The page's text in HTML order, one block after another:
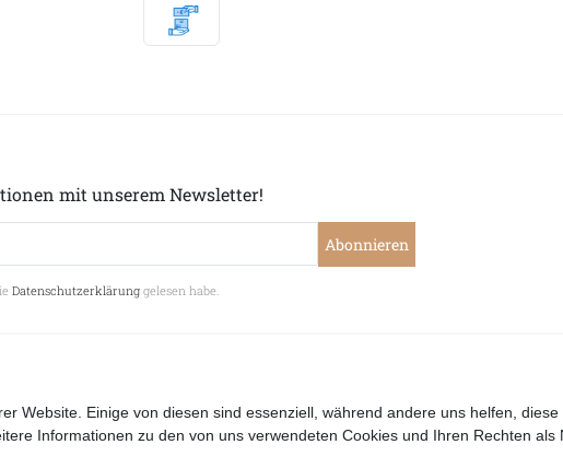
mit unserem Newsletter!
Abonnieren
Datenschutzerklärunggelesen habe.
Vertrag widerrufen | Widerrufsrecht |
Website. Einige von diesen sind essenziell, während andere uns helfen,
Informationen zu den von uns verwendeten Cookies und Ihren Rechten als